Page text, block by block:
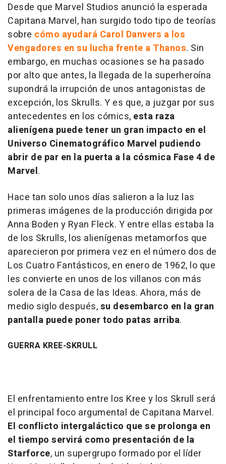
Desde que Marvel Studios anunció la esperada
Capitana Marvel, han surgido todo tipo de teorías
sobre cómo ayudará Carol Danvers a los
Vengadores en su lucha frente a Thanos. Sin
embargo, en muchas ocasiones se ha pasado
por alto que antes, la llegada de la superheroína
supondrá la irrupción de unos antagonistas de
excepción, los Skrulls. Y es que, a juzgar por sus
antecedentes en los cómics, esta raza
alienígena puede tener un gran impacto en el
Universo Cinematográfico Marvel pudiendo
abrir de par en la puerta a la cósmica Fase 4 de
Marvel.
Hace tan solo unos días salieron a la luz las
primeras imágenes de la producción dirigida por
Anna Boden y Ryan Fleck. Y entre ellas estaba la
de los Skrulls, los alienígenas metamorfos que
aparecieron por primera vez en el número dos de
Los Cuatro Fantásticos, en enero de 1962, lo que
les convierte en unos de los villanos con más
solera de la Casa de las Ideas. Ahora, más de
medio siglo después,su desembarco en la gran
pantalla puede poner todo patas arriba.
GUERRA KREE-SKRULL
El enfrentamiento entre los Kree y los Skrull será
el principal foco argumental de Capitana Marvel.
El conflicto intergaláctico que se prolonga en
el tiempo servirá como presentación de la
Starforce, un supergrupo formado por el líder